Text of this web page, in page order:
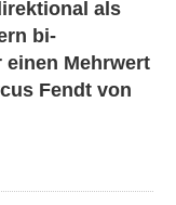
als
bi-
Mehrwert
Fendt von